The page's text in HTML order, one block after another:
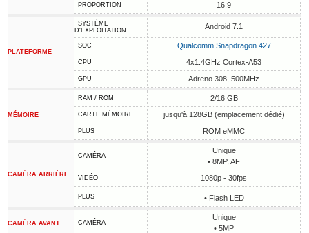
PROPORTION 16:9
PLATEFORME
SYSTÈME
D'EXPLOITATION
Android 7.1
SOC Qualcomm Snapdragon 427
CPU 4x1.4GHz Cortex-A53
GPU Adreno 308, 500MHz
MÉMOIRE
RAM / ROM 2/16 GB
CARTE MÉMOIRE jusqu'à 128GB (emplacement dédié)
PLUS ROM eMMC
CAMÉRA ARRIÈRE
CAMÉRA
Unique
• 8MP, AF
VIDÉO 1080p - 30fps
PLUS • Flash LED
CAMÉRA AVANT CAMÉRA
Unique
• 5MP